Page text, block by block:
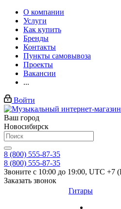
О компании
Услуги
Как купить
Бренды
Контакты
Пункты самовывоза
Проекты
Вакансии
...
Войти
Ваш город
Новосибирск
8 (800) 555-87-35
8 (800) 555-87-35
Звоните с 10:00 до 19:00, UTC +7
Заказать звонок
Гитары